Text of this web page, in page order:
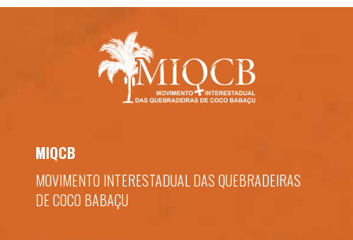
MIQCB
MOVIMENTO INTERESTADUAL DAS QUEBRADEIRAS
DE COCO BABAÇU